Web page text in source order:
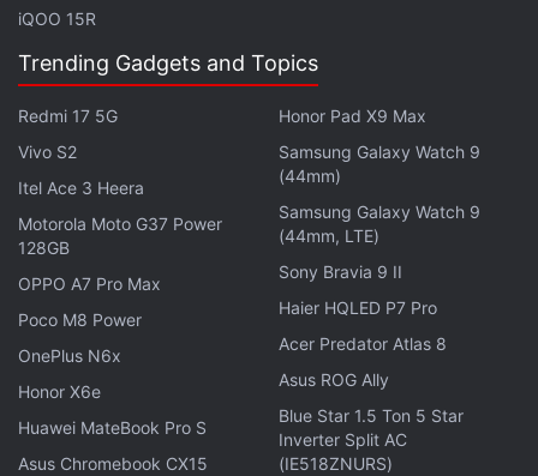
iQOO 15R
Trending Gadgets and Topics
Redmi 17 5G
Vivo S2
Itel Ace 3 Heera
Motorola Moto G37 Power
128GB
OPPO A7 Pro Max
Poco M8 Power
OnePlus N6x
Honor X6e
Huawei MateBook Pro S
Asus Chromebook CX15
Honor Pad X9 Max
Samsung Galaxy Watch 9
(44mm)
Samsung Galaxy Watch 9
(44mm, LTE)
Sony Bravia 9 II
Haier HQLED P7 Pro
Acer Predator Atlas 8
Asus ROG Ally
Blue Star 1.5 Ton 5 Star
Inverter Split AC
(IE518ZNURS)